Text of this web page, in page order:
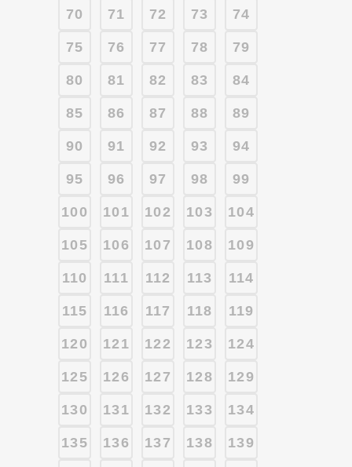
70 71 72 73 74
75 76 77 78 79
80 81 82 83 84
85 86 87 88 89
90 91 92 93 94
95 96 97 98 99
100 101 102 103 104
105 106 107 108 109
110 111 112 113 114
115 116 117 118 119
120 121 122 123 124
125 126 127 128 129
130 131 132 133 134
135 136 137 138 139